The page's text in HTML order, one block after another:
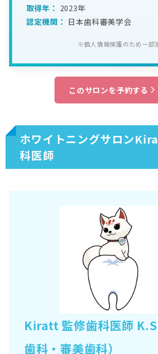
取得年： 2023年
認定機関： 日本歯科審美学会
※個人情報保護のため一部
このサロンを予約する
ホワイトニングサロン
科医師
Kiratt 監修歯科医師
歯科・審美歯科）